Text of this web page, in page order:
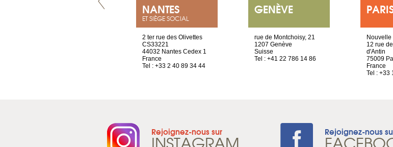
NANTES
ET SIÈGE SOCIAL
2 ter rue des Olivettes
CS33221
44032 Nantes Cedex 1
France
Tel : +33 2 40 89 34 44
GENÈVE
rue de Montchoisy, 21
1207 Genève
Suisse
Tel : +41 22 786 14 86
Nouvelle
12 rue
d'Antin
75009
France
Tel : +33
Rejoignez-nous sur Rejoignez-nous